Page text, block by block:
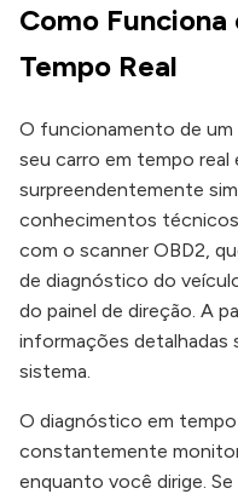
Como
Tempo Real
O funcionamento de um
seu carro em tempo real
surpreendentemente
conhecimentos
com o scanner OBD2,
de diagnóstico do
do painel de direção. A
informações detalhadas
sistema.
O diagnóstico em
constantemente
enquanto você dirige. Se